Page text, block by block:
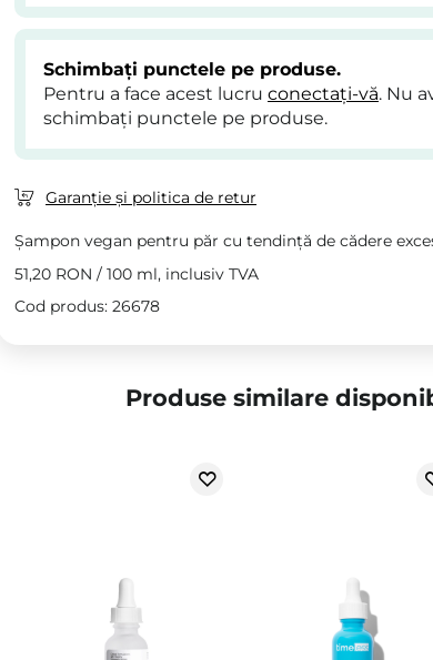
Schimbați punctele pe produse.
Pentru a face acest lucru conectați-vă. Nu
schimbați punctele pe produse.
Garanție și politica de retur
Șampon vegan pentru păr cu tendință de cădere
51,20 RON / 100 ml, inclusiv TVA
Cod produs: 26678
Produse similare